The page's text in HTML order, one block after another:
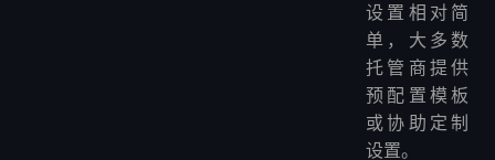
设置相对简
单，大多数
托管商提供
预配置模板
或协助定制
设置。